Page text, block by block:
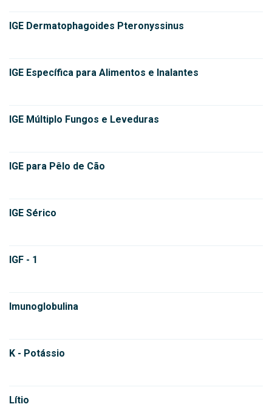
IGE Dermatophagoides Pteronyssinus
IGE Específica para Alimentos e Inalantes
IGE Múltiplo Fungos e Leveduras
IGE para Pêlo de Cão
IGE Sérico
IGF - 1
Imunoglobulina
K - Potássio
Lítio